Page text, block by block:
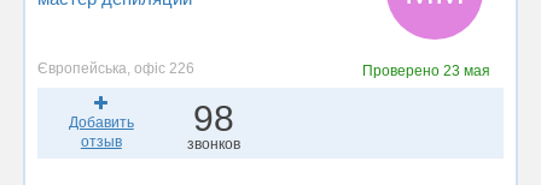
Європейська, офіс 226 Проверено 23 мая
Добавить
отзыв
98
звонков